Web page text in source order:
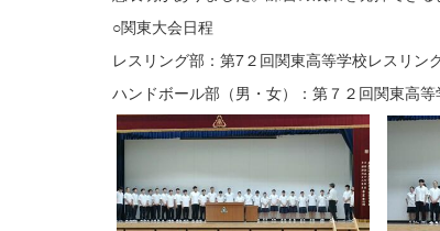
○関東大会日程
レスリング部：第7２回関東高等学校レスリン
ハンドボール部（男・女）：第７２回関東高